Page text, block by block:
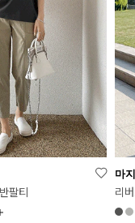
팔티
마
리